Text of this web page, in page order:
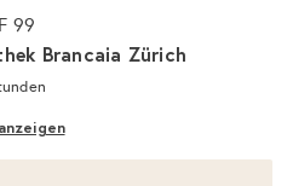
99
Brancaia Zürich